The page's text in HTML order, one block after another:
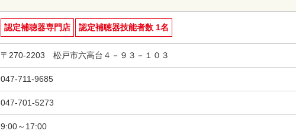
認定補聴器専門店 認定補聴器技能者数 1名
〒270-2203 松戸市六高台４－９３－１０３
047-711-9685
047-701-5273
9:00～17:00